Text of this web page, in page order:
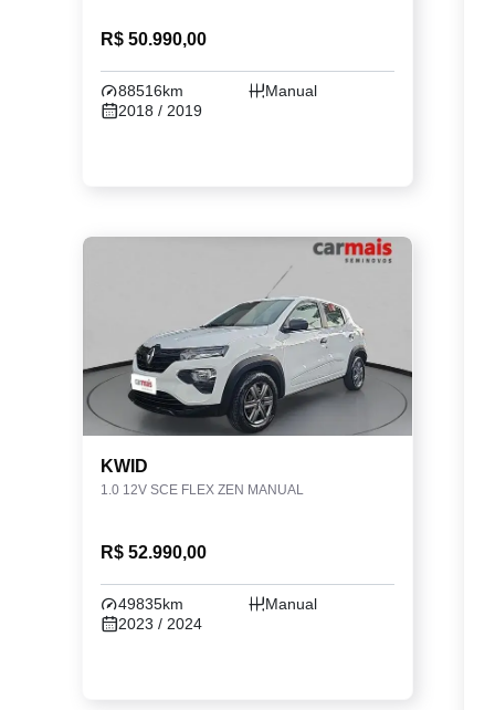
R$ 50.990,00
88516km
Manual
2018 / 2019
KWID
1.0 12V SCE FLEX ZEN MANUAL
R$ 52.990,00
49835km
Manual
2023 / 2024